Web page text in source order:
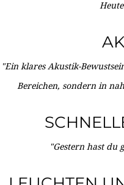
"Ein klares Akustik-
Bereichen, sondern in
"Gestern hast du